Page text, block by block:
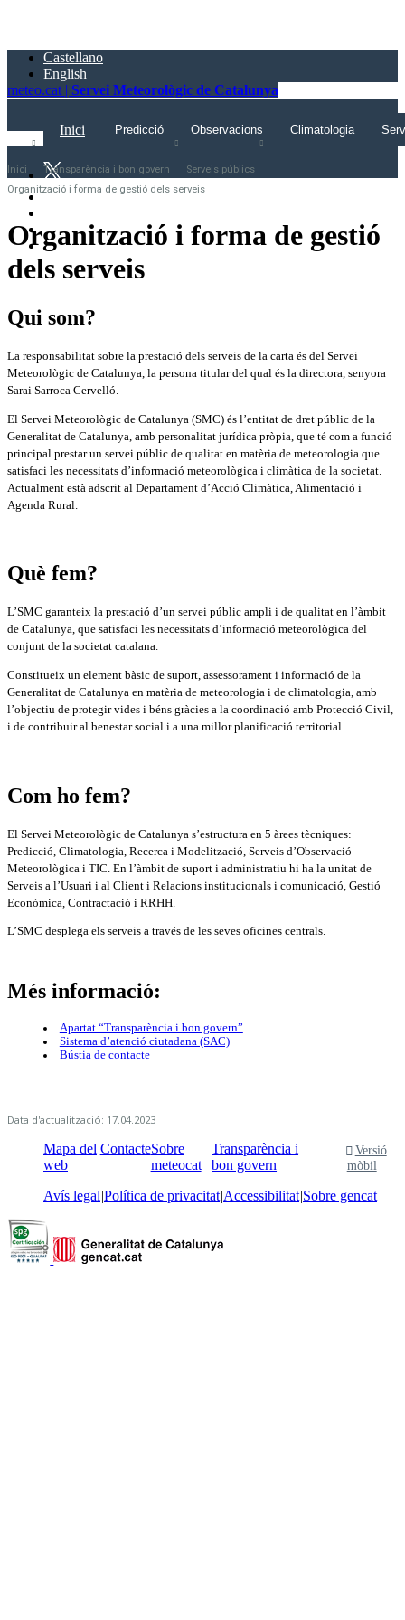
contingut
principalCastellano
English
meteo.cat | Servei Meteorològic de Catalunya
Inici Predicció Observacions Climatologia
Inici Transparència i bon govern
Serveis públics
Organització i forma de gestió dels serveis
Organització i forma de gestió
dels serveis
Qui som?
La responsabilitat sobre la prestació dels serveis de la carta és del Servei
Meteorològic de Catalunya, la persona titular del qual és la directora, senyora
Sarai Sarroca Cervelló.
El Servei Meteorològic de Catalunya (SMC) és l’entitat de dret públic de la
Generalitat de Catalunya, amb personalitat jurídica pròpia, que té com a funció
principal prestar un servei públic de qualitat en matèria de meteorologia que
satisfaci les necessitats d’informació meteorològica i climàtica de la societat.
Actualment està adscrit al Departament d’Acció Climàtica, Alimentació i
Agenda Rural.
Què fem?
L’SMC garanteix la prestació d’un servei públic ampli i de qualitat en l’àmbit
de Catalunya, que satisfaci les necessitats d’informació meteorològica del
conjunt de la societat catalana.
Constitueix un element bàsic de suport, assessorament i informació de la
Generalitat de Catalunya en matèria de meteorologia i de climatologia, amb
l’objectiu de protegir vides i béns gràcies a la coordinació amb Protecció Civil,
i de contribuir al benestar social i a una millor planificació territorial.
Com ho fem?
El Servei Meteorològic de Catalunya s’estructura en 5 àrees tècniques:
Predicció, Climatologia, Recerca i Modelització, Serveis d’Observació
Meteorològica i TIC. En l’àmbit de suport i administratiu hi ha la unitat de
Serveis a l’Usuari i al Client i Relacions institucionals i comunicació, Gestió
Econòmica, Contractació i RRHH.
L’SMC desplega els serveis a través de les seves oficines centrals.
Més informació:
Apartat “Transparència i bon govern”
Sistema d’atenció ciutadana (SAC)
Bústia de contacte
Data d'actualització: 17.04.2023
Mapa del
web
ContacteSobre
meteocat
Transparència i
bon govern
Versió
mòbil
Avís legal Política de privacitat Accessibilitat Sobre gencat